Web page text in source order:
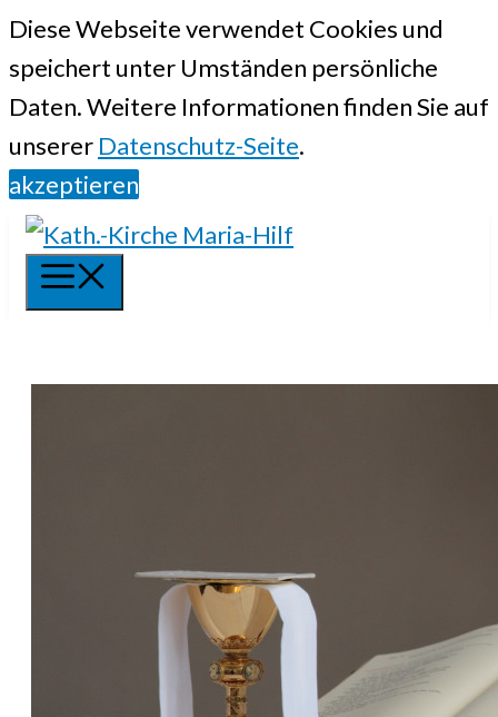
Diese Webseite verwendet Cookies und
speichert unter Umständen persönliche
Daten. Weitere Informationen finden Sie auf
unserer Datenschutz-Seite.
akzeptieren
Springe
zum
Inhalt